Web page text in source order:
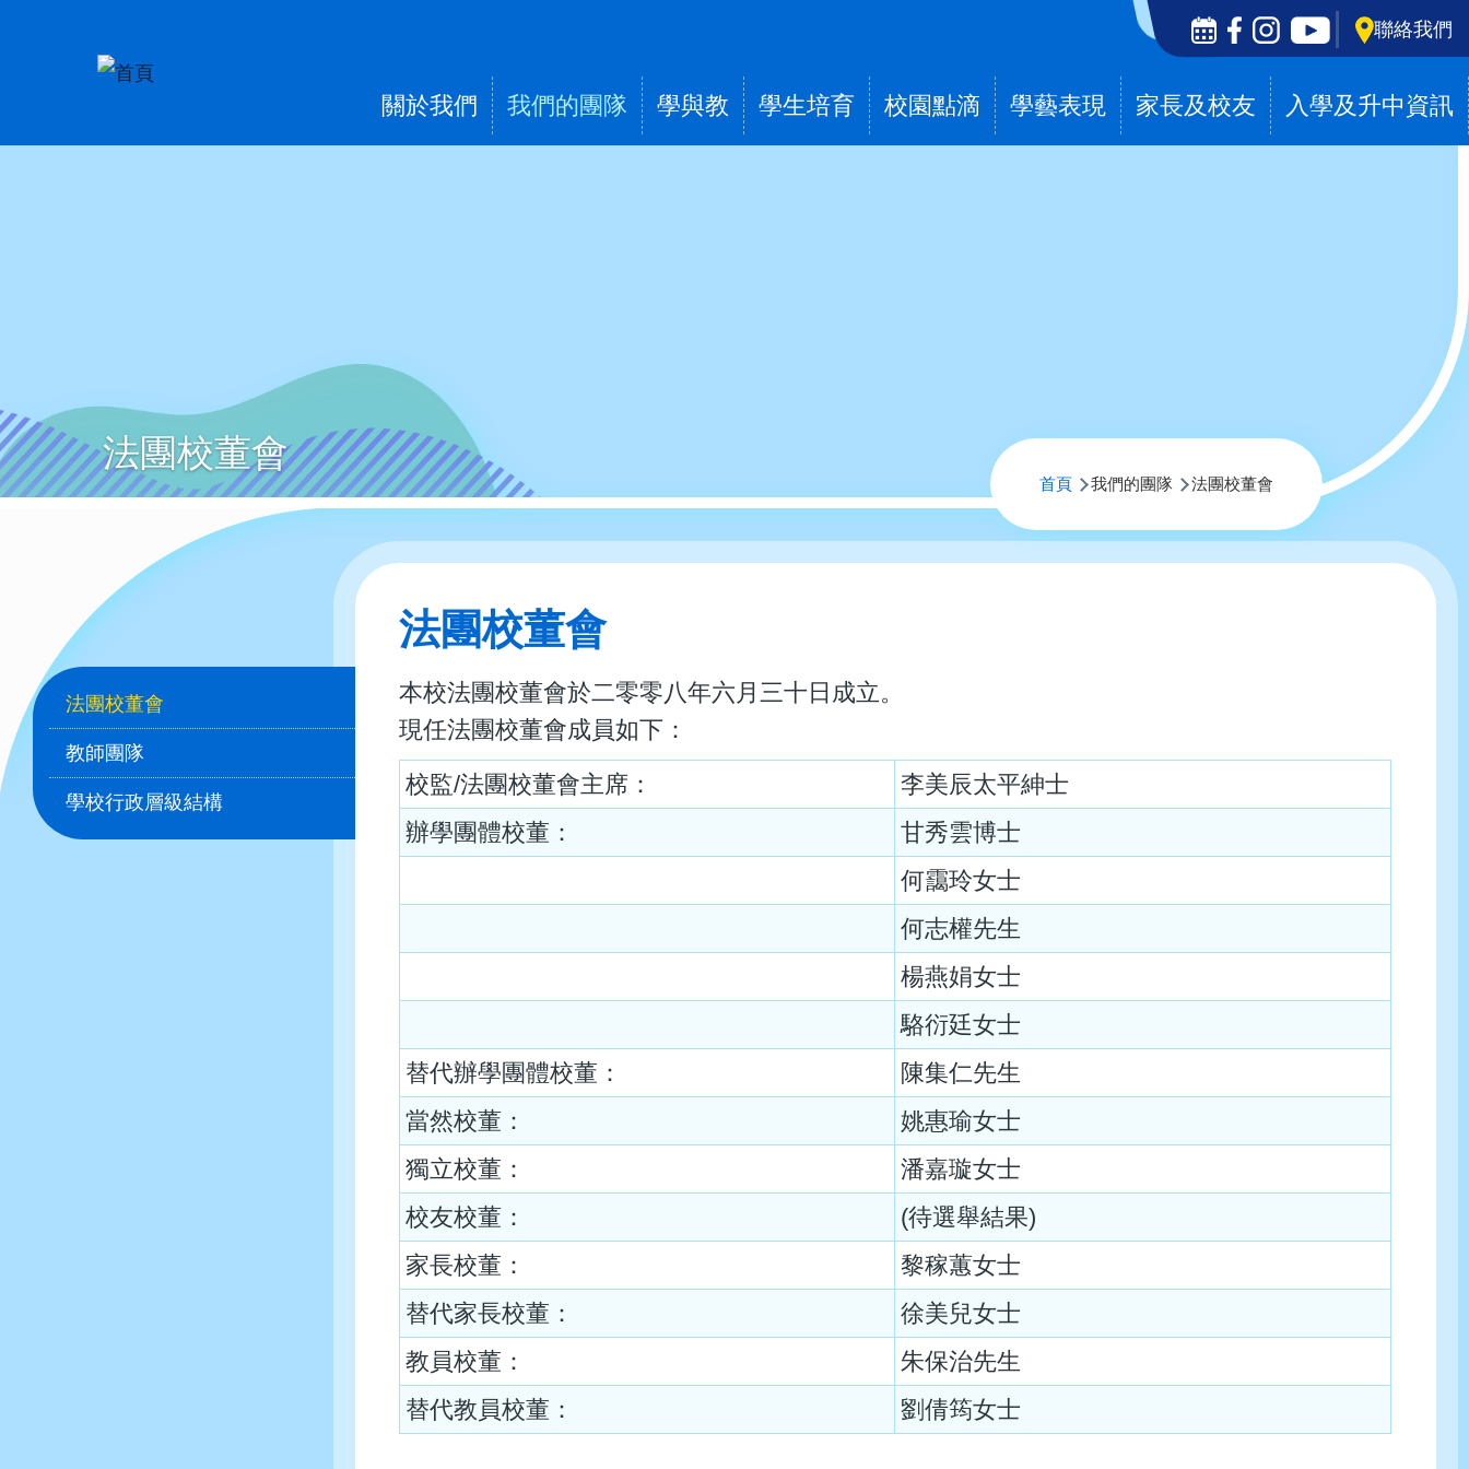
Social
Media
Top
聯絡我們
Main
navigation
關於我們 我們的團隊 學與教 學生培育 校園點滴 學藝表現 家長及校友 入學及升中資訊
法團校董會
航
連
首頁 我們的團隊 法團校董會
法團校董會
本校法團校董會於二零零八年六月三十日成立。
現任法團校董會成員如下：
校監/法團校董會主席：
李美辰太平紳士
辦學團體校董：
甘秀雲博士
何靄玲女士
何志權先生
楊燕娟女士
駱衍廷女士
替代辦學團體校董：
陳集仁先生
當然校董：
姚惠瑜女士
獨立校董：
潘嘉璇女士
校友校董：
(待選舉結果)
家長校董：
黎稼蕙女士
替代家長校董：
徐美兒女士
教員校董：
朱保治先生
替代教員校董：
劉倩筠女士
Main
navigation
法團校董會
教師團隊
學校行政層級結構